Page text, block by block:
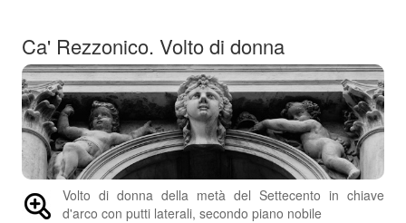
Ca' Rezzonico. Volto di donna
Volto di donna della metà del Settecento in chiave
d'arco con putti laterali, secondo piano nobile